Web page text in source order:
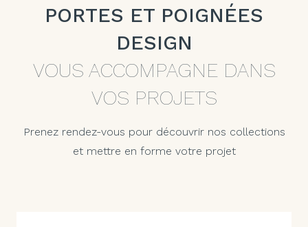
PORTES ET POIGNÉES
DESIGN
VOUS ACCOMPAGNE DANS
VOS PROJETS
Prenez rendez-vous pour découvrir nos collections
et mettre en forme votre projet